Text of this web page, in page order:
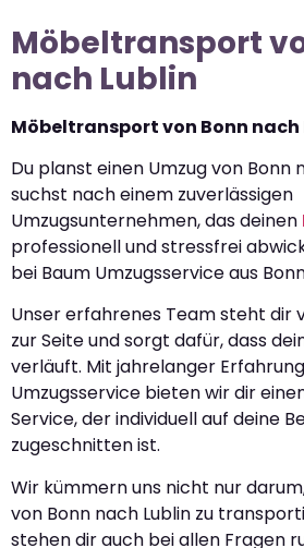
Möbeltransport
nach Lublin
Möbeltransport von Bonn nach
Du planst einen Umzug von Bonn
suchst nach einem zuverlässigen
Umzugsunternehmen, das deinen
professionell und stressfrei
bei Baum Umzugsservice aus
Unser erfahrenes Team steht dir
zur Seite und sorgt dafür, dass
verläuft. Mit jahrelanger
Umzugsservice bieten wir dir
Service, der individuell auf deine
zugeschnitten ist.
Wir kümmern uns nicht nur
von Bonn nach Lublin zu
stehen dir auch bei allen Fragen